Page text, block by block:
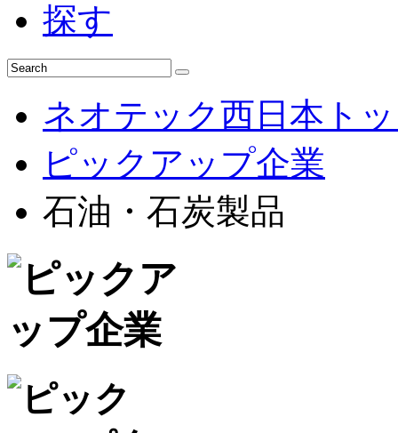
ネオテック西日本ト
ピックアップ企業
石油・石炭製品